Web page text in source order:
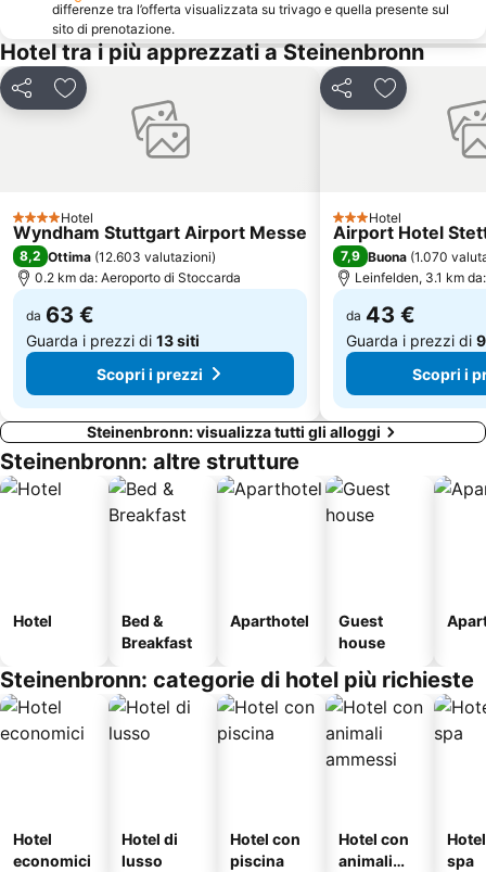
Bahnhof Feuerbach
Panorame-Therme Beuren
Hahnweide-Segelflugwettbewerb
Altstadt Esslingen
Heilbronner Straße
Leuze Mineral Bath
Pragstraße
City Hall Leonberg
Zuffenhausen-Mönchsberg
differenze tra l’offerta visualizzata su trivago e quella presente sul
sito di prenotazione.
Hotel tra i più apprezzati a Steinenbronn
CondividiAggiungi ai preferiti
4 StelleHotel
Wyndham Stuttgart Airport Messe
8,2 Ottima (12.603 valutazioni)
0.2 km da: Aeroporto di Stoccarda
da 63 €
Guarda i prezzi di 13 siti
Scopri i prezzi
CondividiAggiungi ai
3 StelleHotel
Airport Hotel
7,9 Buona (1.070
Leinfelden, 3.1 km
da 43 €
Guarda i prezzi di
Scopri i
Steinenbronn: visualizza tutti gli alloggi
Steinenbronn: altre strutture
Hotel
Bed &
Breakfast
Aparthotel
Guest
house
Steinenbronn: categorie di hotel più richieste
Hotel
economici
Hotel di
lusso
Hotel con
piscina
Hotel con
animali
spa